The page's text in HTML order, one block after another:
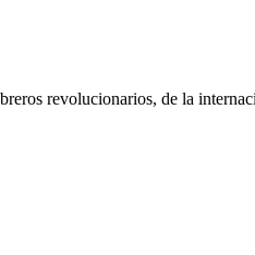
revolucionarios, de la